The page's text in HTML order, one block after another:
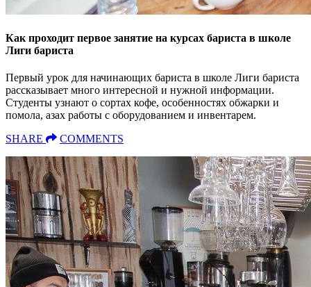
Как проходит первое занятие на курсах бариста в школе
Лиги бариста
Первый урок для начинающих бариста в школе Лиги бариста
рассказывает много интересной и нужной информации.
Студенты узнают о сортах кофе, особенностях обжарки и
помола, азах работы с оборудованием и инвентарем.
SHARE
COMMENTS